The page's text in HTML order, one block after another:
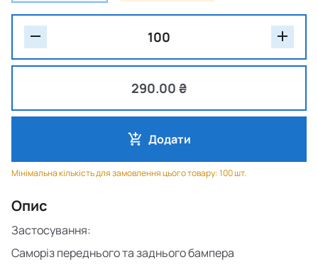
290.00 ₴
Додати
Мінімальна кількість для замовлення цього товару: 100 шт.
Опис
Застосування:
Саморіз переднього та заднього бампера